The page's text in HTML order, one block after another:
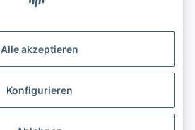
Alle akzeptieren
Konfigurieren